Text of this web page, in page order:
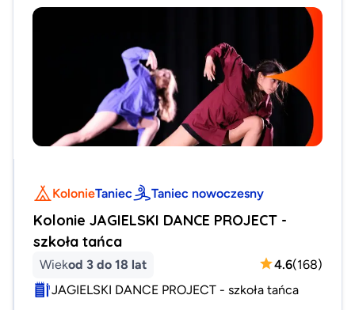
KolonieTaniec Taniec nowoczesny
Kolonie JAGIELSKI DANCE PROJECT -
szkoła tańca
Wiekod 3 do 18 lat 4.6(168)
JAGIELSKI DANCE PROJECT - szkoła tańca